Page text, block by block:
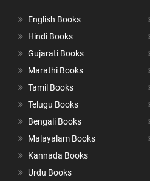
English Books
Hindi Books
Gujarati Books
Marathi Books
Tamil Books
Telugu Books
Bengali Books
Malayalam Books
Kannada Books
Urdu Books